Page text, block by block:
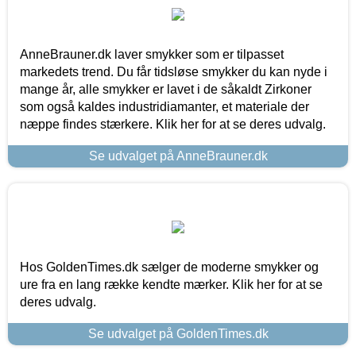
AnneBrauner.dk laver smykker som er tilpasset
markedets trend. Du får tidsløse smykker du kan nyde i
mange år, alle smykker er lavet i de såkaldt Zirkoner
som også kaldes industridiamanter, et materiale der
næppe findes stærkere. Klik her for at se deres udvalg.
Se udvalget på AnneBrauner.dk
Hos GoldenTimes.dk sælger de moderne smykker og
ure fra en lang række kendte mærker. Klik her for at se
deres udvalg.
Se udvalget på GoldenTimes.dk